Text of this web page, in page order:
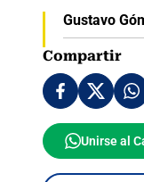
Gustavo
Compartir
Unirse al